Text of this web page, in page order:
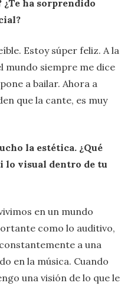
¿Te ha sorprendido
Estoy súper feliz. A la
mundo siempre me dice
a bailar. Ahora a
que la cante, es muy
la estética. ¿Qué
lo visual dentro de tu
en un mundo
como lo auditivo,
a una
en la música. Cuando
una visión de lo que le